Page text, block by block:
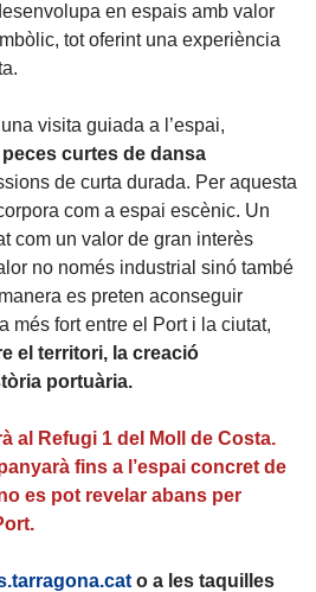
en espais amb valor
tot oferint una experiència
visita guiada a l’espai,
curtes de dansa
de curta durada. Per aquesta
com a espai escènic. Un
com un valor de gran interès
no només industrial sinó també
es preten aconseguir
més fort entre el Port i la ciutat,
el territori, la creació
portuària.
al Refugi 1 del Moll de Costa.
fins a l’espai concret de
es pot revelar abans per
o a les taquilles